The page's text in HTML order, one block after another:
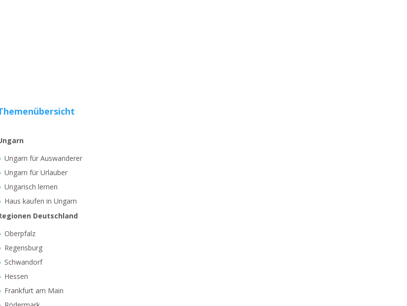
Ungarn für Auswanderer
Ungarn für Urlauber
Ungarisch lernen
Haus kaufen in Ungarn
Deutschland
Oberpfalz
Regensburg
Schwandorf
Hessen
Frankfurt am Main